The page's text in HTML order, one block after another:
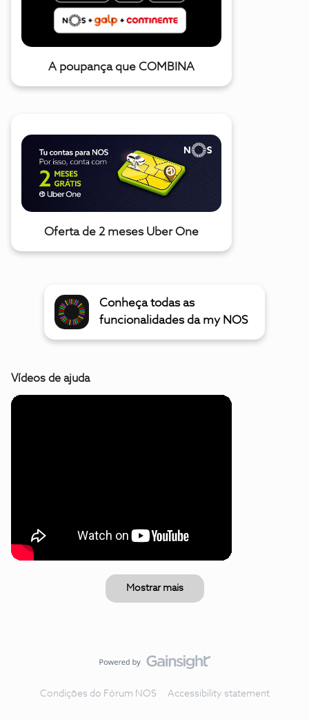
A poupança que COMBINA
Oferta de 2 meses Uber One
Conheça todas as
funcionalidades da my NOS
Vídeos de ajuda
Mostrar mais
Condições do Fórum NOS Accessibility statement